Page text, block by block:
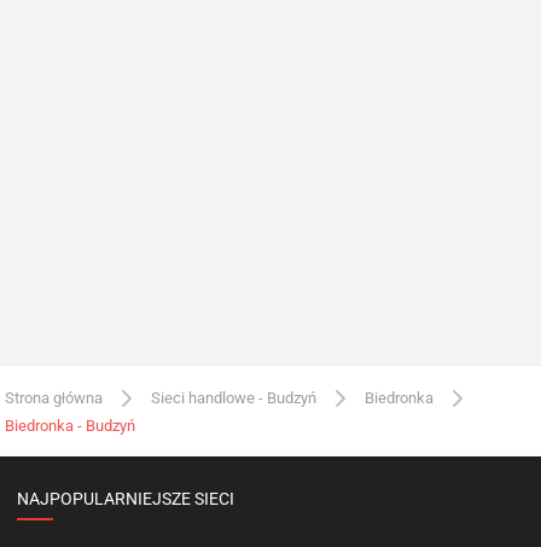
Strona główna Sieci handlowe - Budzyń
Biedronka
Biedronka - Budzyń
NAJPOPULARNIEJSZE SIECI